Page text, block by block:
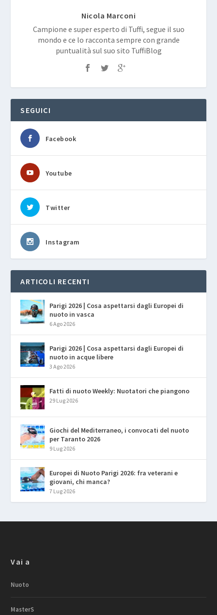
Nicola Marconi
Campione e super esperto di Tuffi, segue il suo
mondo e ce lo racconta sempre con grande
puntualità sul suo sito TuffiBlog
SEGUICI
Facebook
Youtube
Twitter
Instagram
ARTICOLI RECENTI
Parigi 2026 | Cosa aspettarsi dagli Europei di
nuoto in vasca
6 Ago 2026
Parigi 2026 | Cosa aspettarsi dagli Europei di
nuoto in acque libere
3 Ago 2026
Fatti di nuoto Weekly: Nuotatori che piangono
29 Lug 2026
Giochi del Mediterraneo, i convocati del nuoto
per Taranto 2026
9 Lug 2026
Europei di Nuoto Parigi 2026: fra veterani e
giovani, chi manca?
7 Lug 2026
Vai a
Nuoto
MasterS